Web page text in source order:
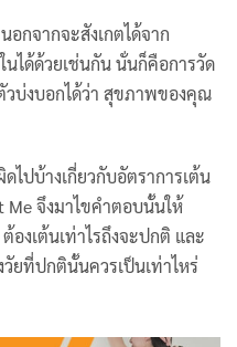
กจากจะสังเกตได้จาก
นได้ด้วยเช่นกัน นั่นก็คือการวัด
วบ่งบอกได้ว่า สุขภาพของคุณ
ไปบ้างเกี่ยวกับอัตราการเต้น
จึงมาไขคำตอบนั้นให้
องเต้นเท่าไรถึงจะปกติ และ
ยที่ปกตินั้นควรเป็นเท่าไหร่